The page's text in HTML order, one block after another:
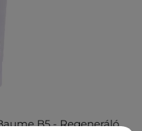
B5 - Regeneráló